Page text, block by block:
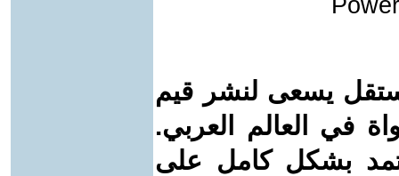
يسعى لنشر قيم
في العالم العربي.
بشكل كامل على